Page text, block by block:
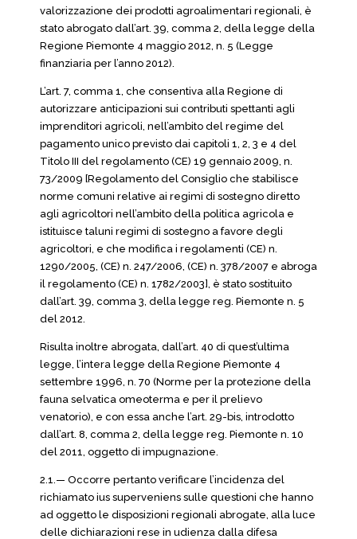
valorizzazione dei prodotti agroalimentari regionali, è
stato abrogato dall’art. 39, comma 2, della legge della
Regione Piemonte 4 maggio 2012, n. 5 (Legge
finanziaria per l’anno 2012).
L’art. 7, comma 1, che consentiva alla Regione di
autorizzare anticipazioni sui contributi spettanti agli
imprenditori agricoli, nell’ambito del regime del
pagamento unico previsto dai capitoli 1, 2, 3 e 4 del
Titolo III del regolamento (CE) 19 gennaio 2009, n.
73/2009 [Regolamento del Consiglio che stabilisce
norme comuni relative ai regimi di sostegno diretto
agli agricoltori nell’ambito della politica agricola e
istituisce taluni regimi di sostegno a favore degli
agricoltori, e che modifica i regolamenti (CE) n.
1290/2005, (CE) n. 247/2006, (CE) n. 378/2007 e abroga
il regolamento (CE) n. 1782/2003], è stato sostituito
dall’art. 39, comma 3, della legge reg. Piemonte n. 5
del 2012.
Risulta inoltre abrogata, dall’art. 40 di quest’ultima
legge, l’intera legge della Regione Piemonte 4
settembre 1996, n. 70 (Norme per la protezione della
fauna selvatica omeoterma e per il prelievo
venatorio), e con essa anche l’art. 29-bis, introdotto
dall’art. 8, comma 2, della legge reg. Piemonte n. 10
del 2011, oggetto di impugnazione.
2.1.— Occorre pertanto verificare l’incidenza del
richiamato ius superveniens sulle questioni che hanno
ad oggetto le disposizioni regionali abrogate, alla luce
delle dichiarazioni rese in udienza dalla difesa